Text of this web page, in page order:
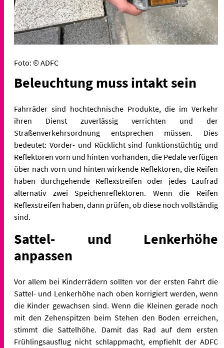
Foto: © ADFC
Beleuchtung muss intakt sein
Fahrräder sind hochtechnische Produkte, die im Verkehr
ihren Dienst zuverlässig verrichten und der
Straßenverkehrsordnung entsprechen müssen. Dies
bedeutet: Vorder- und Rücklicht sind funktionstüchtig und
Reflektoren vorn und hinten vorhanden, die Pedale verfügen
über nach vorn und hinten wirkende Reflektoren, die Reifen
haben durchgehende Reflexstreifen oder jedes Laufrad
alternativ zwei Speichenreflektoren. Wenn die Reifen
Reflexstreifen haben, dann prüfen, ob diese noch vollständig
sind.
Sattel- und Lenkerhöhe
anpassen
Vor allem bei Kinderrädern sollten vor der ersten Fahrt die
Sattel- und Lenkerhöhe nach oben korrigiert werden, wenn
die Kinder gewachsen sind. Wenn die Kleinen gerade noch
mit den Zehenspitzen beim Stehen den Boden erreichen,
stimmt die Sattelhöhe. Damit das Rad auf dem ersten
Frühlingsausflug nicht schlappmacht, empfiehlt der ADFC